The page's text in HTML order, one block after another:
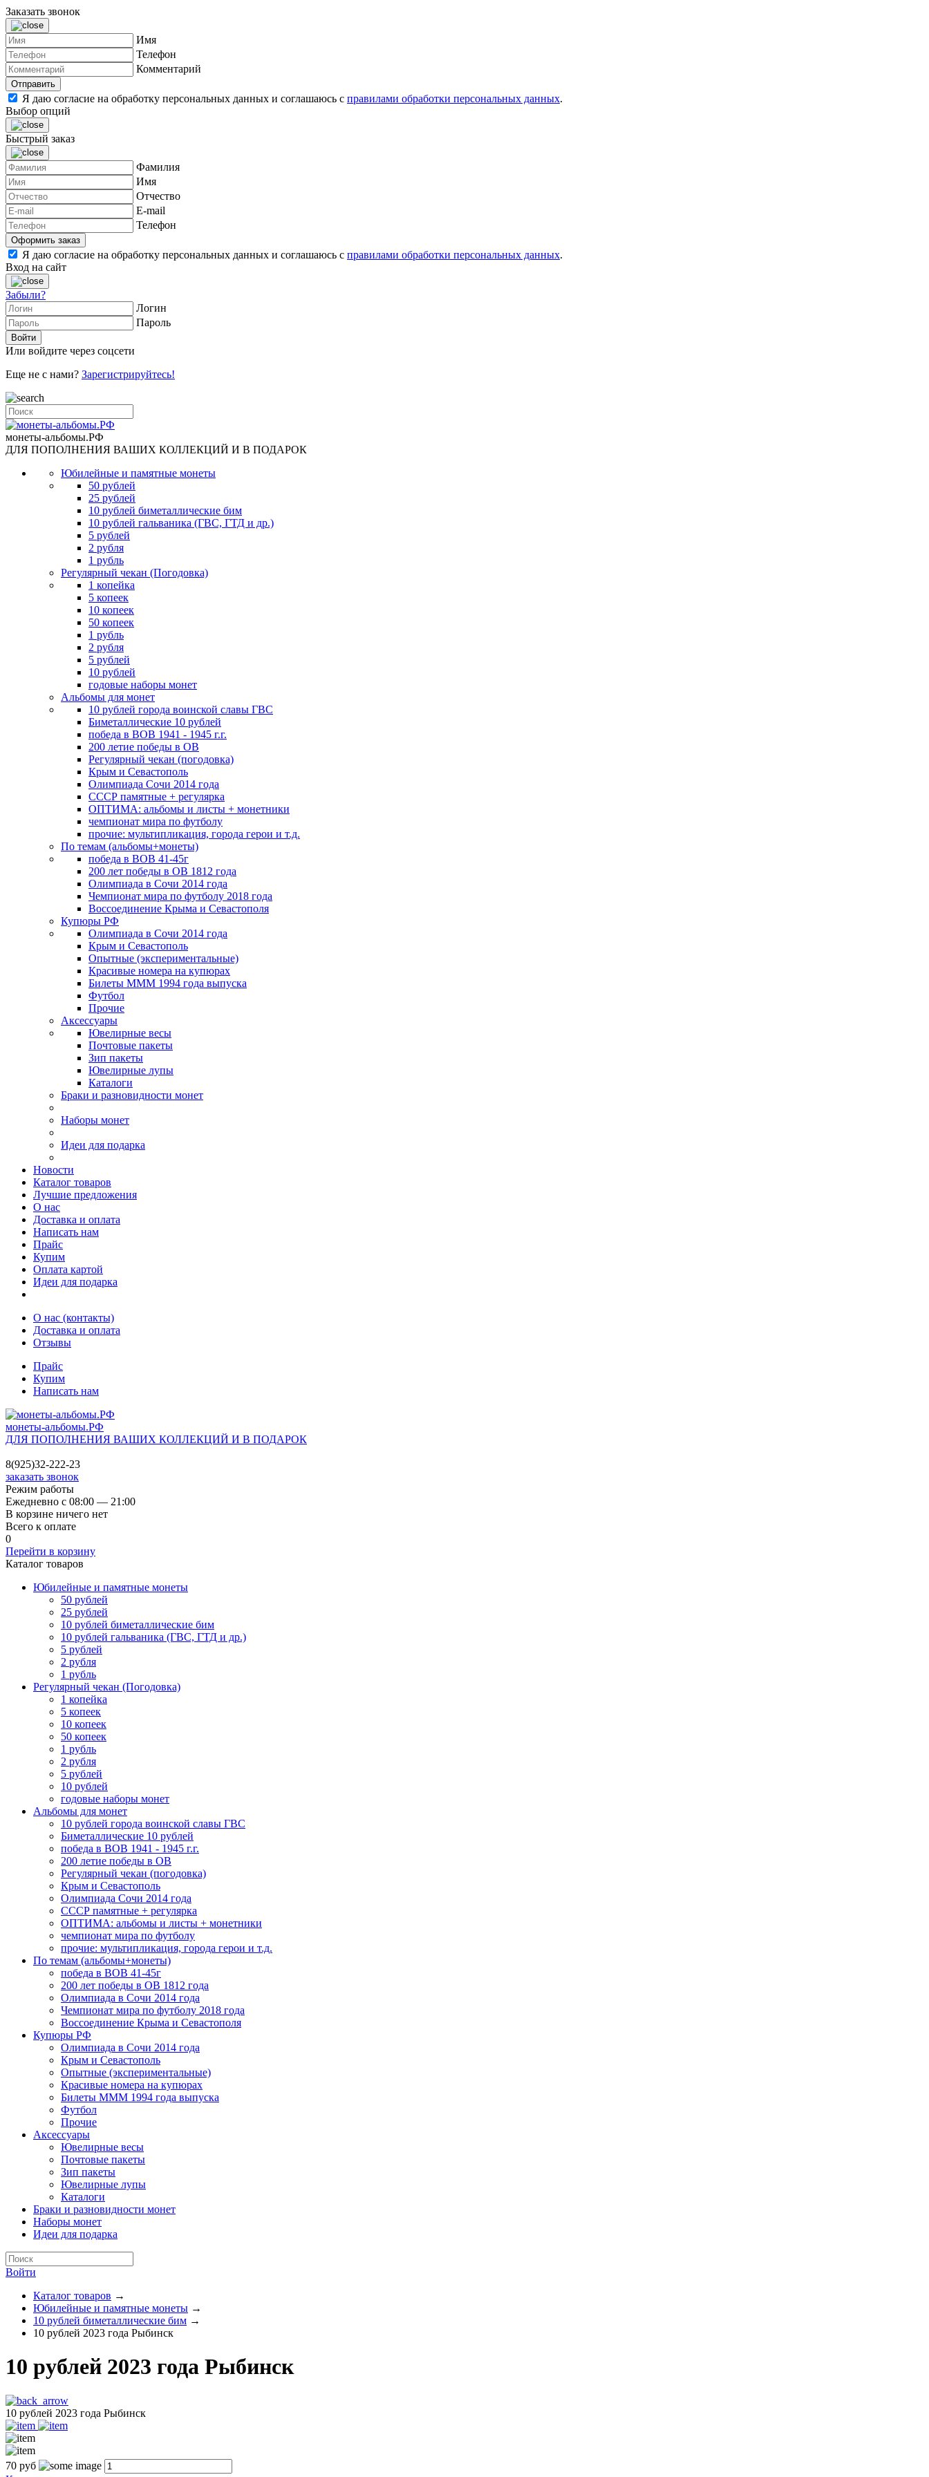
Заказать звонок
Имя
Телефон
Комментарий
Я даю согласие на обработку персональных данных и соглашаюсь с правилами обработки персональных данных.
Выбор опций
Быстрый заказ
Фамилия
Имя
Отчество
E-mail
Телефон
Я даю согласие на обработку персональных данных и соглашаюсь с правилами обработки персональных данных.
Вход на сайт
Забыли?
Логин
Пароль
Или войдите через соцсети
Еще не с нами? Зарегистрируйтесь!
монеты-альбомы.РФ
ДЛЯ ПОПОЛНЕНИЯ ВАШИХ КОЛЛЕКЦИЙ И В ПОДАРОК
Юбилейные и памятные монеты
50 рублей
25 рублей
10 рублей биметаллические бим
10 рублей гальваника (ГВС, ГТД и др.)
5 рублей
2 рубля
1 рубль
Регулярный чекан (Погодовка)
1 копейка
5 копеек
10 копеек
50 копеек
1 рубль
2 рубля
5 рублей
10 рублей
годовые наборы монет
Альбомы для монет
10 рублей города воинской славы ГВС
Биметаллические 10 рублей
победа в ВОВ 1941 - 1945 г.г.
200 летие победы в ОВ
Регулярный чекан (погодовка)
Крым и Севастополь
Олимпиада Сочи 2014 года
СССР памятные + регулярка
ОПТИМА: альбомы и листы + монетники
чемпионат мира по футболу
прочие: мультипликация, города герои и т.д.
По темам (альбомы+монеты)
победа в ВОВ 41-45г
200 лет победы в ОВ 1812 года
Олимпиада в Сочи 2014 года
Чемпионат мира по футболу 2018 года
Воссоединение Крыма и Севастополя
Купюры РФ
Олимпиада в Сочи 2014 года
Крым и Севастополь
Опытные (экспериментальные)
Красивые номера на купюрах
Билеты МММ 1994 года выпуска
Футбол
Прочие
Аксессуары
Ювелирные весы
Почтовые пакеты
Зип пакеты
Ювелирные лупы
Каталоги
Браки и разновидности монет
Наборы монет
Идеи для подарка
Новости
Каталог товаров
Лучшие предложения
О нас
Доставка и оплата
Написать нам
Прайс
Купим
Оплата картой
Идеи для подарка
О нас (контакты)
Доставка и оплата
Отзывы
Прайс
Купим
Написать нам
монеты-альбомы.РФ
ДЛЯ ПОПОЛНЕНИЯ ВАШИХ КОЛЛЕКЦИЙ И В ПОДАРОК
8(925)32-222-23
заказать звонок
Режим работы
Ежедневно с 08:00 — 21:00
В корзине ничего нет
Всего к оплате
0
Перейти в корзину
Каталог товаров
Юбилейные и памятные монеты
50 рублей
25 рублей
10 рублей биметаллические бим
10 рублей гальваника (ГВС, ГТД и др.)
5 рублей
2 рубля
1 рубль
Регулярный чекан (Погодовка)
1 копейка
5 копеек
10 копеек
50 копеек
1 рубль
2 рубля
5 рублей
10 рублей
годовые наборы монет
Альбомы для монет
10 рублей города воинской славы ГВС
Биметаллические 10 рублей
победа в ВОВ 1941 - 1945 г.г.
200 летие победы в ОВ
Регулярный чекан (погодовка)
Крым и Севастополь
Олимпиада Сочи 2014 года
СССР памятные + регулярка
ОПТИМА: альбомы и листы + монетники
чемпионат мира по футболу
прочие: мультипликация, города герои и т.д.
По темам (альбомы+монеты)
победа в ВОВ 41-45г
200 лет победы в ОВ 1812 года
Олимпиада в Сочи 2014 года
Чемпионат мира по футболу 2018 года
Воссоединение Крыма и Севастополя
Купюры РФ
Олимпиада в Сочи 2014 года
Крым и Севастополь
Опытные (экспериментальные)
Красивые номера на купюрах
Билеты МММ 1994 года выпуска
Футбол
Прочие
Аксессуары
Ювелирные весы
Почтовые пакеты
Зип пакеты
Ювелирные лупы
Каталоги
Браки и разновидности монет
Наборы монет
Идеи для подарка
Войти
Каталог товаров →
Юбилейные и памятные монеты →
10 рублей биметаллические бим →
10 рублей 2023 года Рыбинск
10 рублей 2023 года Рыбинск
10 рублей 2023 года Рыбинск
70 руб